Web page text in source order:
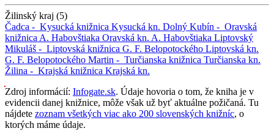
Žilinský kraj (5)
Čadca - Kysucká knižnica Kysucká kn. Dolný Kubín - Oravská
knižnica A. Habovštiaka Oravská kn. A. Habovštiaka Liptovský
Mikuláš - Liptovská knižnica G. F. Belopotockého Liptovská kn.
G. F. Belopotockého Martin - Turčianska knižnica Turčianska kn.
Žilina - Krajská knižnica Krajská kn.
Zdroj informácií: Infogate.sk. Údaje hovoria o tom, že kniha je v
evidencii danej knižnice, môže však už byť aktuálne požičaná. Tu
nájdete zoznam všetkých viac ako 200 slovenských knižníc, o
ktorých máme údaje.